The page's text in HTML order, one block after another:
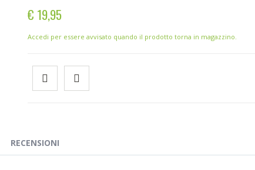
€ 19,95
Accedi per essere avvisato quando il prodotto torna in magazzino.
RECENSIONI